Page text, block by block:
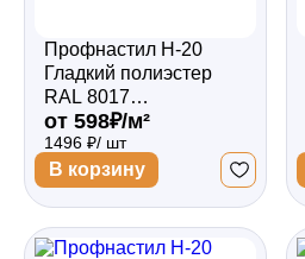
Профнастил Н-20
Гладкий полиэстер
RAL 8017
(Шоколадно-
коричневый)
2000*1150*0,5
двухсторонний
от 598₽/м²
1496 ₽/ шт
В корзину